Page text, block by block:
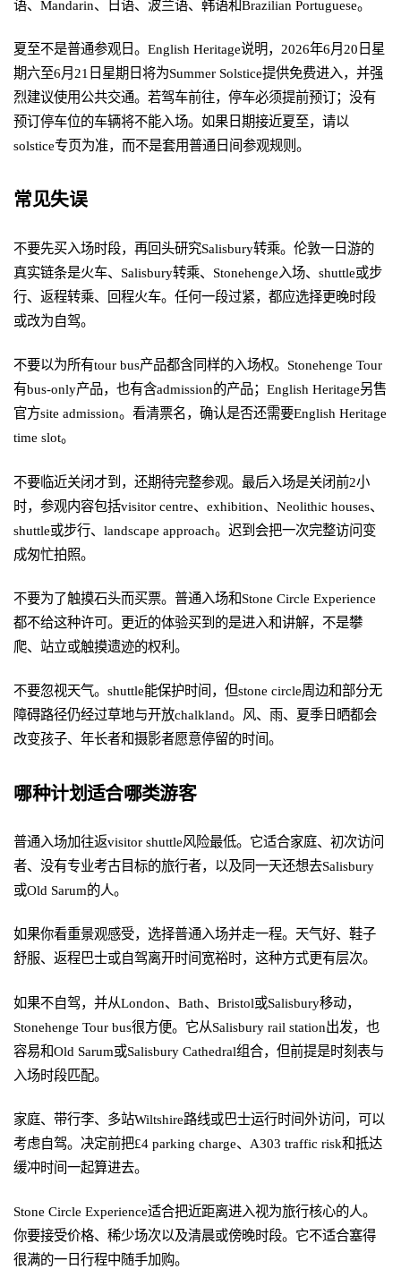
语、Mandarin、日语、波兰语、韩语和Brazilian Portuguese。
夏至不是普通参观日。English Heritage说明，2026年6月20日星
期六至6月21日星期日将为Summer Solstice提供免费进入，并强
烈建议使用公共交通。若驾车前往，停车必须提前预订；没有
预订停车位的车辆将不能入场。如果日期接近夏至，请以
solstice专页为准，而不是套用普通日间参观规则。
常见失误
不要先买入场时段，再回头研究Salisbury转乘。伦敦一日游的
真实链条是火车、Salisbury转乘、Stonehenge入场、shuttle或步
行、返程转乘、回程火车。任何一段过紧，都应选择更晚时段
或改为自驾。
不要以为所有tour bus产品都含同样的入场权。Stonehenge Tour
有bus-only产品，也有含admission的产品；English Heritage另售
官方site admission。看清票名，确认是否还需要English Heritage
time slot。
不要临近关闭才到，还期待完整参观。最后入场是关闭前2小
时，参观内容包括visitor centre、exhibition、Neolithic houses、
shuttle或步行、landscape approach。迟到会把一次完整访问变
成匆忙拍照。
不要为了触摸石头而买票。普通入场和Stone Circle Experience
都不给这种许可。更近的体验买到的是进入和讲解，不是攀
爬、站立或触摸遗迹的权利。
不要忽视天气。shuttle能保护时间，但stone circle周边和部分无
障碍路径仍经过草地与开放chalkland。风、雨、夏季日晒都会
改变孩子、年长者和摄影者愿意停留的时间。
哪种计划适合哪类游客
普通入场加往返visitor shuttle风险最低。它适合家庭、初次访问
者、没有专业考古目标的旅行者，以及同一天还想去Salisbury
或Old Sarum的人。
如果你看重景观感受，选择普通入场并走一程。天气好、鞋子
舒服、返程巴士或自驾离开时间宽裕时，这种方式更有层次。
如果不自驾，并从London、Bath、Bristol或Salisbury移动，
Stonehenge Tour bus很方便。它从Salisbury rail station出发，也
容易和Old Sarum或Salisbury Cathedral组合，但前提是时刻表与
入场时段匹配。
家庭、带行李、多站Wiltshire路线或巴士运行时间外访问，可以
考虑自驾。决定前把£4 parking charge、A303 traffic risk和抵达
缓冲时间一起算进去。
Stone Circle Experience适合把近距离进入视为旅行核心的人。
你要接受价格、稀少场次以及清晨或傍晚时段。它不适合塞得
很满的一日行程中随手加购。